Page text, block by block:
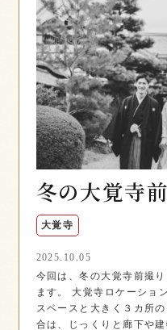
冬の大覚寺
大覚寺
2025.10.05
今回は、冬の大覚寺前撮
ます。 大覚寺ロケーショ
スペースと大きく３カ所
合は、じっくりと廊下や